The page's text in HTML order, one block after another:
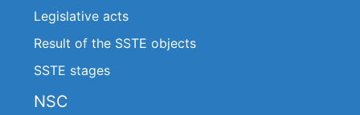
Legislative acts
Result of the SSTE objects
SSTE stages
NSC